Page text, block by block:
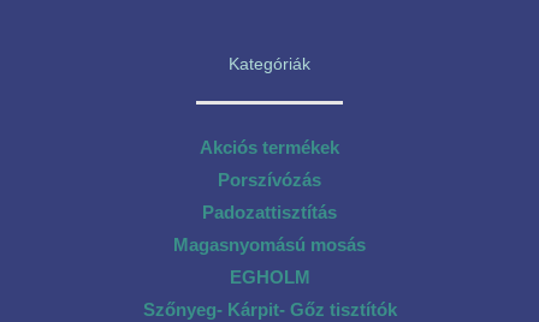
Kategóriák
Akciós termékek
Porszívózás
Padozattisztítás
Magasnyomású mosás
EGHOLM
Szőnyeg- Kárpit- Gőz tisztítók